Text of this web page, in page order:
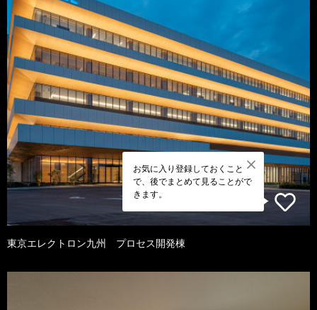
お気に入り登録しておくこと
で、後でまとめて見ることがで
きます。
東京エレクトロン九州 プロセス開発棟